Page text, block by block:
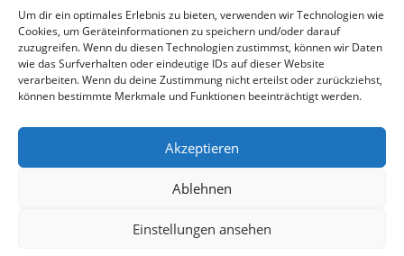
Um dir ein optimales Erlebnis zu bieten, verwenden wir Technologien wie
Cookies, um Geräteinformationen zu speichern und/oder darauf
zuzugreifen. Wenn du diesen Technologien zustimmst, können wir Daten
wie das Surfverhalten oder eindeutige IDs auf dieser Website
verarbeiten. Wenn du deine Zustimmung nicht erteilst oder zurückziehst,
können bestimmte Merkmale und Funktionen beeinträchtigt werden.
Akzeptieren
Ablehnen
Einstellungen ansehen
Die Europäische Kommission stellt eine Plattform zur
Online-Streitbeilegung (OS) bereit:
https://ec.europa.eu/consumers/odr/.
Unsere E-Mail-Adresse finden Sie oben im Impressum.
Verbraucher­streit­beilegung/Universal­
schlichtungs­stelle
Wir sind nicht bereit oder verpflichtet, an
Streitbeilegungsverfahren vor einer